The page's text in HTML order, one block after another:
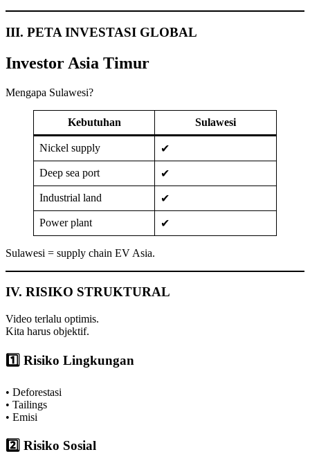
III. PETA INVESTASI GLOBAL
Investor Asia Timur
Mengapa Sulawesi?
Kebutuhan Sulawesi
Nickel supply ✔
Deep sea port ✔
Industrial land ✔
Power plant ✔
Sulawesi = supply chain EV Asia.
IV. RISIKO STRUKTURAL
Video terlalu optimis.
Kita harus objektif.
1️⃣ Risiko Lingkungan
• Deforestasi
• Tailings
• Emisi
2️⃣ Risiko Sosial